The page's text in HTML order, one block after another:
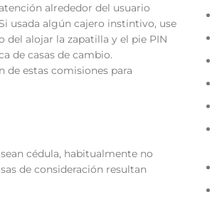
alrededor del usuario
usada algún cajero instintivo, use
del alojar la zapatilla y el pie PIN
de casas de cambio.
de estas comisiones para
cédula, habitualmente no
de consideración resultan